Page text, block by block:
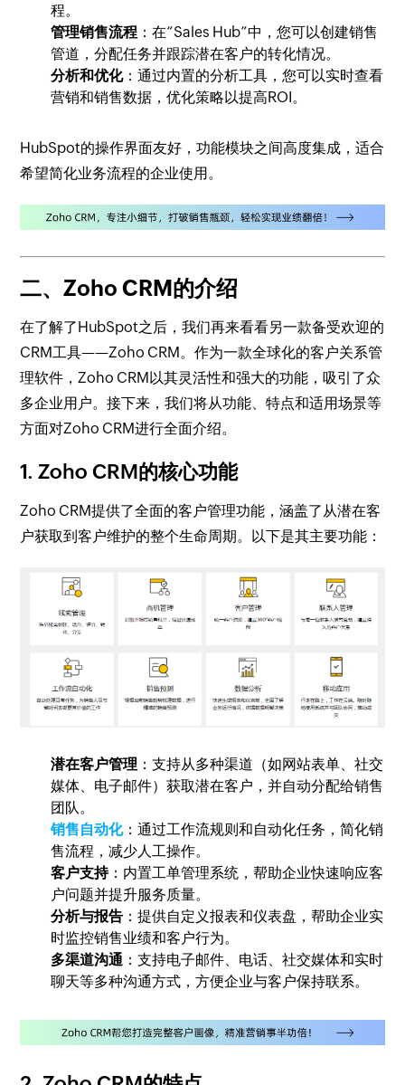
程。
管理销售流程 ：在“Sales Hub”中，您可以创建销售
管道，分配任务并跟踪潜在客户的转化情况。
分析和优化：通过内置的分析工具，您可以实时查看
营销和销售数据，优化策略以提高ROI。
HubSpot的操作界面友好，功能模块之间高度集成，适合
希望简化业务流程的企业使用。
二、Zoho CRM的介绍
在了解了HubSpot之后，我们再来看看另一款备受欢迎的
CRM工具——Zoho CRM。作为一款全球化的客户关系管
理软件，Zoho CRM以其灵活性和强大的功能，吸引了众
多企业用户。接下来，我们将从功能、特点和适用场景等
方面对Zoho CRM进行全面介绍。
1. Zoho CRM的核心功能
Zoho CRM提供了全面的客户管理功能，涵盖了从潜在客
户获取到客户维护的整个生命周期。以下是其主要功能：
潜在客户管理 ：支持从多种渠道（如网站表单、社交
媒体、电子邮件）获取潜在客户，并自动分配给销售
团队。
销售自动化：通过工作流规则和自动化任务，简化销
售流程，减少人工操作。
客户支持：内置工单管理系统，帮助企业快速响应客
户问题并提升服务质量。
分析与报告 ：提供自定义报表和仪表盘，帮助企业实
时监控销售业绩和客户行为。
多渠道沟通 ：支持电子邮件、电话、社交媒体和实时
聊天等多种沟通方式，方便企业与客户保持联系。